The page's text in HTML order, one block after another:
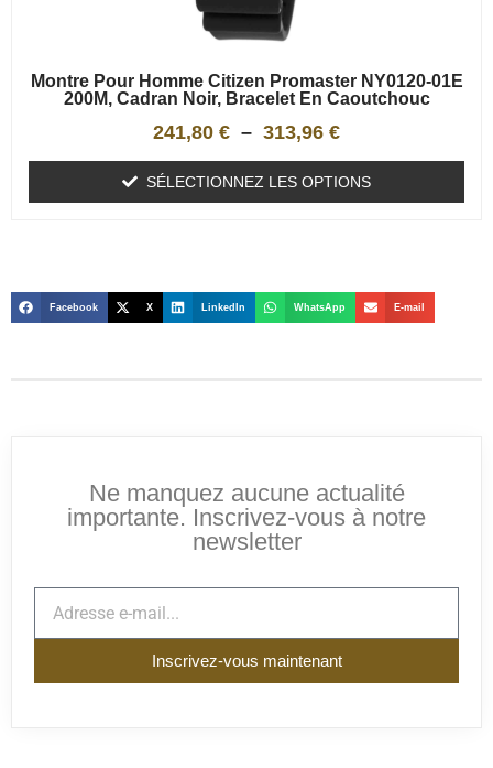
Montre Pour Homme Citizen Promaster NY0120-01E
200M, Cadran Noir, Bracelet En Caoutchouc
241,80 € – 313,96 €
SÉLECTIONNEZ LES OPTIONS
Facebook X LinkedIn WhatsApp E-mail
Ne manquez aucune actualité
importante. Inscrivez-vous à notre
newsletter
Inscrivez-vous maintenant